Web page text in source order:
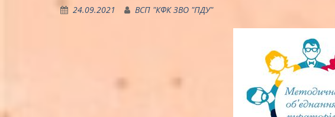
24.09.2021 ВСП "КФК ЗВО "ПДУ"